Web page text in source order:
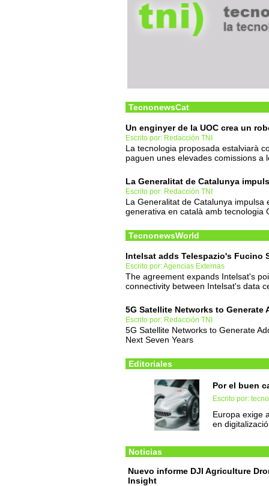
TecnonewsCat
Un enginyer de la UOC crea un
Escrito por: Redacción TNI
La tecnologia proposada estalviarà
paguen unes elevades comissions a
La Generalitat de Catalunya
Escrito por: Redacción TNI
La Generalitat de Catalunya
generativa en català amb tecnologia
TecnonewsWorld
Intelsat adds Telespazio's Fucino
Escrito por: Agencias Externas
The agreement expands Intelsat's
connectivity between Intelsat's data
5G Satellite Networks to Generate
Escrito por: Redacción TNI
5G Satellite Networks to Generate
Next Seven Years
Editoriales
Por el buen
Escrito por:
Europa exige
en
Noticias
Nuevo informe DJI Agriculture
Insight